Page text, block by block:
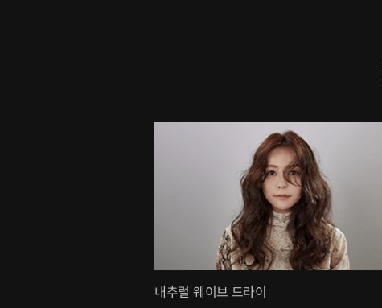
내추럴 웨이브 드라이